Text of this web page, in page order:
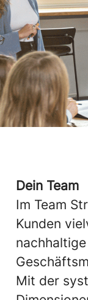
Dein Team
Im Team
Kunden
Mit der